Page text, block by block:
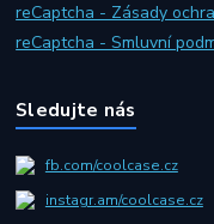
reCaptcha - Zásady
reCaptcha - Smluvní
Sledujte nás
fb.com/coolcase.cz
instagr.am/coolcase.cz